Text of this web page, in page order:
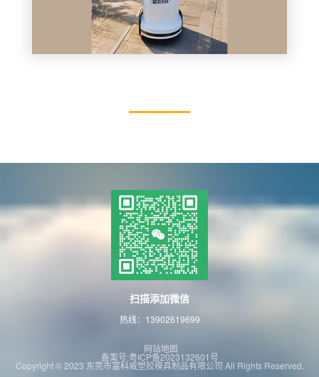
扫描添加微信
热线：13902619699
网站地图
备案号:粤ICP备2023132601号
Copyright © 2023 东莞市富科威塑胶模具制品有限公司 All Rights Reserved.